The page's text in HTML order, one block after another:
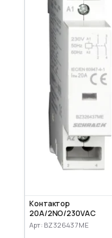
Контактор
20A/2NO/230VAC
Арт: BZ326437ME